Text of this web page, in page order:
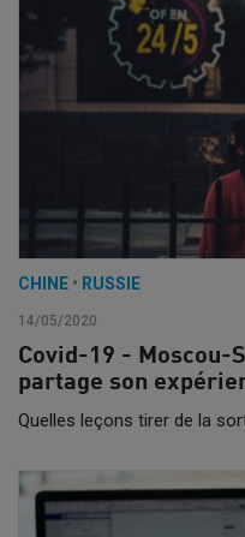
CHINE • RUSSIE
14/05/2020
Covid-19 - Moscou-
partage son
Quelles leçons tirer de la